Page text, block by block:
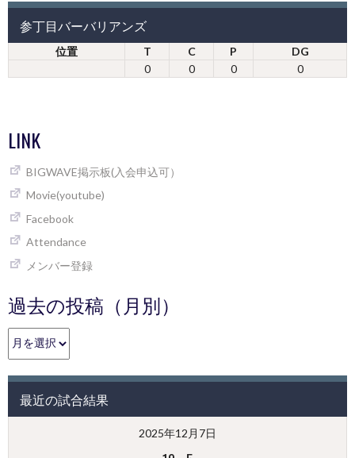
参丁目バーバリアンズ
位置 T C P
DG
0
0 0 0
LINK
BIGWAVE掲示板(入会申込可）
Movie(youtube)
Facebook
Attendance
メンバー登録
過去の投稿（月別）
過
去
投
（月
最近の試合結果
2025年12月7日